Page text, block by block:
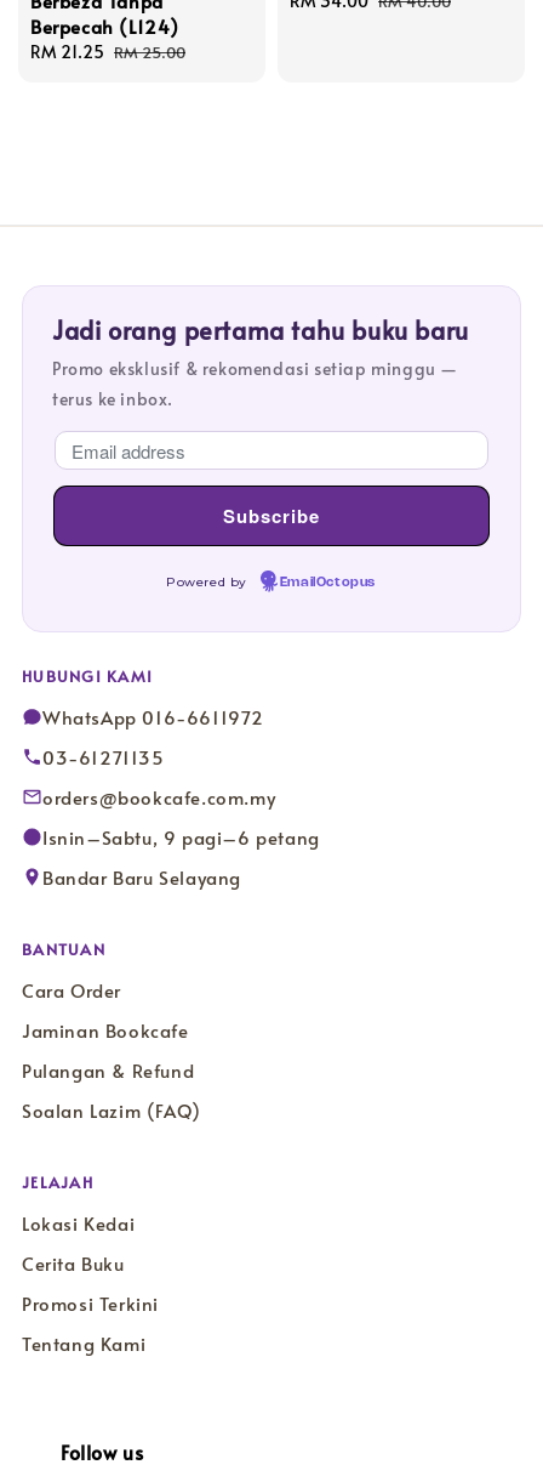
Berpecah (L124)
Sale
RM 21.25 Regular
RM 25.00
Jadi orang pertama tahu buku baru
Promo eksklusif & rekomendasi setiap minggu —
terus ke inbox.
Powered by EmailOctopus
HUBUNGI KAMI
WhatsApp 016-6611972
03-61271135
orders@bookcafe.com.my
Isnin–Sabtu, 9 pagi–6 petang
Bandar Baru Selayang
BANTUAN
Cara Order
Jaminan Bookcafe
Pulangan & Refund
Soalan Lazim (FAQ)
JELAJAH
Lokasi Kedai
Cerita Buku
Promosi Terkini
Tentang Kami
Follow us